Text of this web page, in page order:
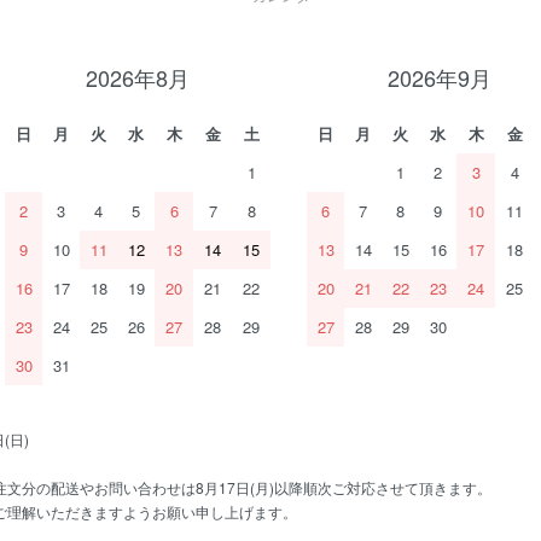
2026年8月
日 月 火 水 木 金
土
1
2
3 4 5 6 7
8
9
10 11 12 13 14
15
16
17 18 19 20 21
22
23
24 25 26 27 28
29
30
31
2026年9月
日 月 火 水 木 金
1
2 3 4
6
7 8 9 10 11
13
14 15 16 17 18
20
21 22 23 24 25
27
28 29 30
日)
分の配送やお問い合わせは8月17日(月)以降順次ご対応させて頂きます。
解いただきますようお願い申し上げます。